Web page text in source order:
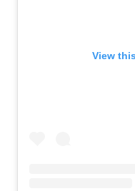
View